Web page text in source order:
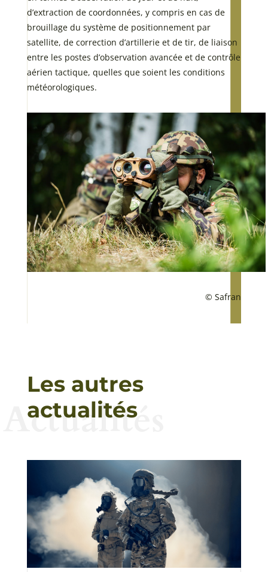
d’extraction de coordonnées, y compris en cas de
brouillage du système de positionnement par
satellite, de correction d’artillerie et de tir, de liaison
entre les postes d’observation avancée et de contrôle
aérien tactique, quelles que soient les conditions
météorologiques.
© Safran
Les autres
actualités
Actualités